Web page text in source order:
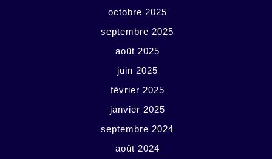
octobre 2025
septembre 2025
août 2025
juin 2025
février 2025
janvier 2025
septembre 2024
août 2024